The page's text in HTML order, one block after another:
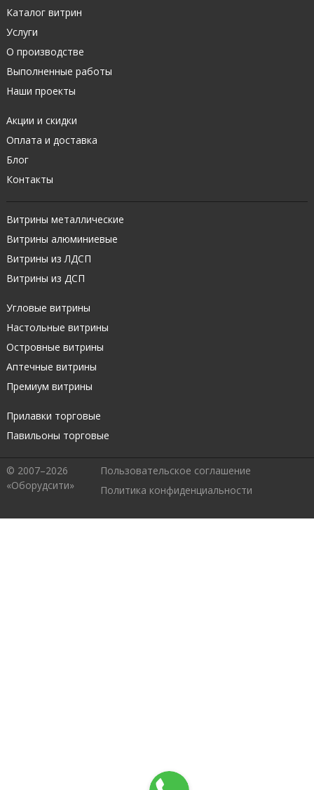
Витрины металлические
Витрины алюминиевые
Витрины из ЛДСП
Витрины из ДСП
Угловые витрины
Настольные витрины
Островные витрины
Аптечные витрины
Премиум витрины
Прилавки торговые
Павильоны торговые
Каталог витрин
Услуги
О производстве
Выполненные работы
Наши проекты
Акции и скидки
Оплата и доставка
Блог
Контакты
© 2007–2026
«Оборудсити»
Пользовательское соглашение
Политика конфиденциальности